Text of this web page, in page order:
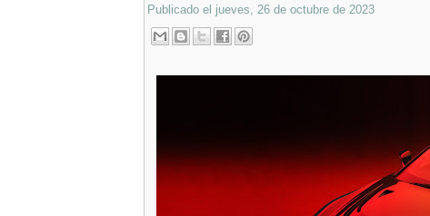
Publicado el jueves, 26 de octubre de 2023